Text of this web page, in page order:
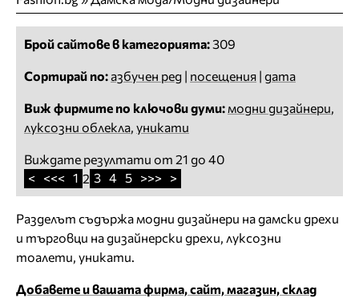
Брой сайтове в категорията:309
Сортирай по: азбучен ред | посещения | дата
Виж фирмите по ключови думи: модни дизайнери,
луксозни облекла, уникати
Виждате резултати от 21 до 40
< <<< 1 2 3 4 5 >>> >
Разделът съдържа модни дизайнери на дамски дрехи
и търговци на дизайнерски дрехи, луксозни
тоалети, уникати.
Добавете и вашата фирма, сайт, магазин, склад